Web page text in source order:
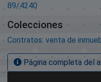
89/4240
Colecciones
Contratos: venta de
Página completa del